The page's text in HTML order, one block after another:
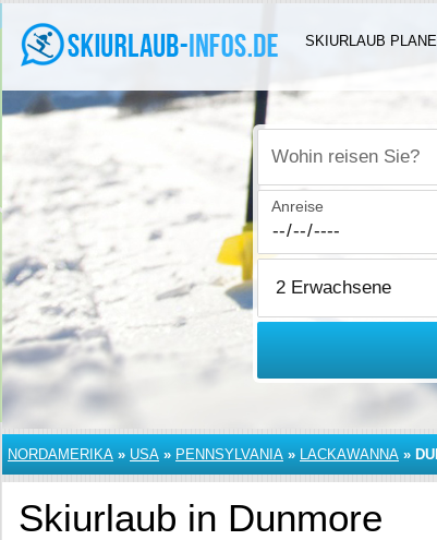
SKIURLAUB
Wohin reisen Sie?
Anreise
NORDAMERIKA » USA » PENNSYLVANIA » LACKAWANNA »
Skiurlaub in Dunmore